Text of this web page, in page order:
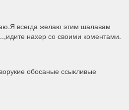
всегда желаю этим шалавам
нахер со своими коментами.
обосаные ссыкливые